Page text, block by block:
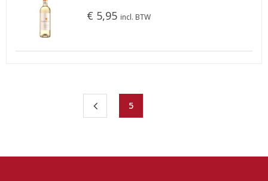
€ 5,95 incl. BTW
5